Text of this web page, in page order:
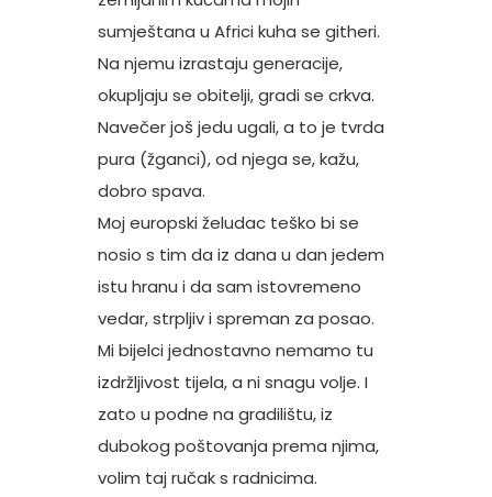
sumještana u Africi kuha se githeri.
Na njemu izrastaju generacije,
okupljaju se obitelji, gradi se crkva.
Navečer još jedu ugali, a to je tvrda
pura (žganci), od njega se, kažu,
dobro spava.
Moj europski želudac teško bi se
nosio s tim da iz dana u dan jedem
istu hranu i da sam istovremeno
vedar, strpljiv i spreman za posao.
Mi bijelci jednostavno nemamo tu
izdržljivost tijela, a ni snagu volje. I
zato u podne na gradilištu, iz
dubokog poštovanja prema njima,
volim taj ručak s radnicima.